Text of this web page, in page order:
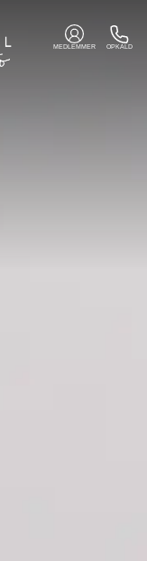
MEDLEMMER OPKALD